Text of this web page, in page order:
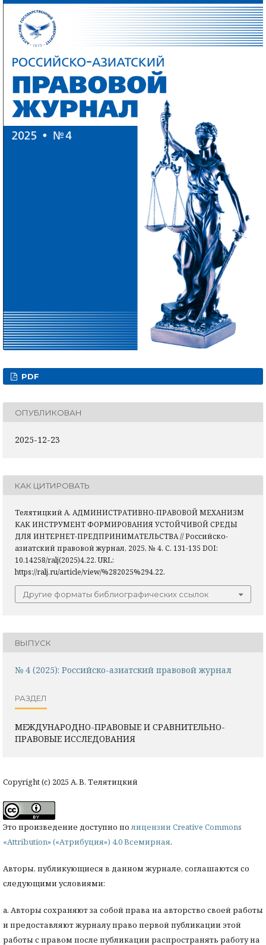
PDF
ОПУБЛИКОВАН
2025-12-23
КАК ЦИТИРОВАТЬ
Телятицкий А. АДМИНИСТРАТИВНО-ПРАВОВОЙ МЕХАНИЗМ
КАК ИНСТРУМЕНТ ФОРМИРОВАНИЯ УСТОЙЧИВОЙ СРЕДЫ
ДЛЯ ИНТЕРНЕТ-ПРЕДПРИНИМАТЕЛЬСТВА // Российско-
азиатский правовой журнал, 2025, № 4. С. 131-135 DOI:
10.14258/ralj(2025)4.22. URL:
https://ralj.ru/article/view/%282025%294.22.
Другие форматы библиографических ссылок
ВЫПУСК
№ 4 (2025): Российско-азиатский правовой журнал
РАЗДЕЛ
МЕЖДУНАРОДНО-ПРАВОВЫЕ И СРАВНИТЕЛЬНО-
ПРАВОВЫЕ ИССЛЕДОВАНИЯ
Copyright (c) 2025 А. В. Телятицкий
Это произведение доступно полицензии Creative Commons
«Attribution» («Атрибуция») 4.0 Всемирная.
Авторы, публикующиеся в данном журнале, соглашаются со
следующими условиями:
a. Авторы сохраняют за собой права на авторство своей работы
и предоставляют журналу право первой публикации этой
работы с правом после публикации распространять работу на